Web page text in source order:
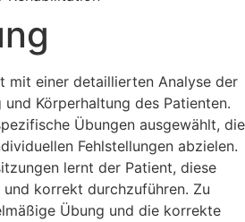
mit einer detaillierten Analyse der
Körperhaltung des Patienten.
Übungen ausgewählt, die
Fehlstellungen abzielen.
lernt der Patient, diese
korrekt durchzuführen. Zu
Übung und die korrekte